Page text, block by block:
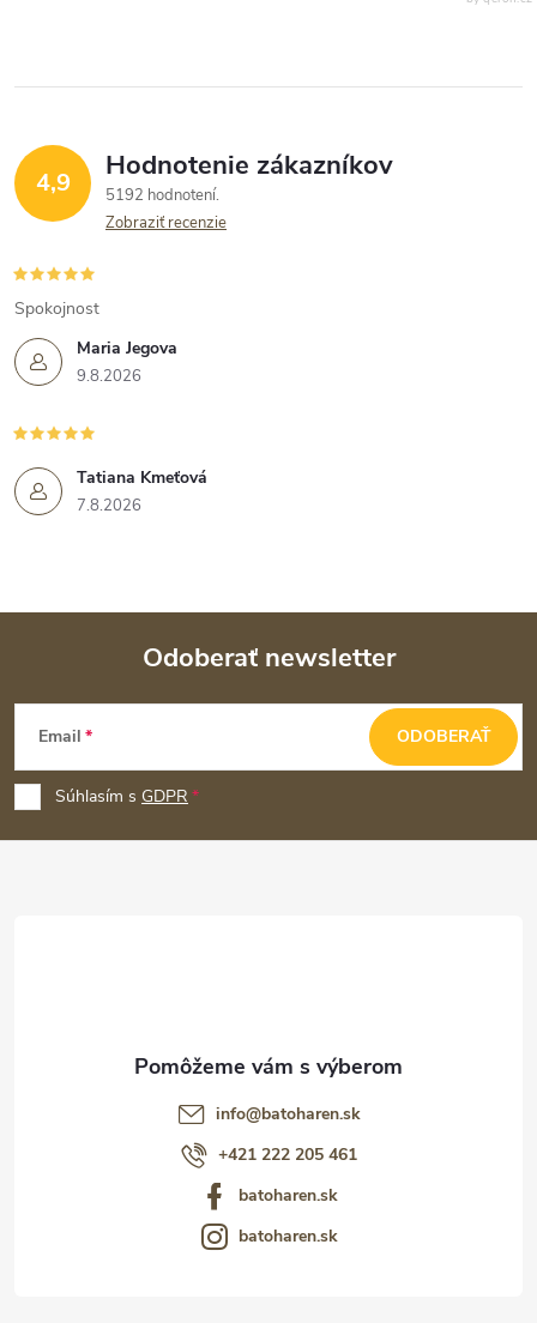
4,9 Hodnotenie zákazníkov
5192 hodnotení
Zobraziť recenzie
Maria Jegova
9.8.2026
Spokojnost
Tatiana Kmeťová
7.8.2026
Z
p
ä
Odoberať newsletter
Email
Súhlasím s GDPR
ODOBERAŤ
info@batoharen.sk
+421 222 205 461
batoharen.sk
batoharen.sk